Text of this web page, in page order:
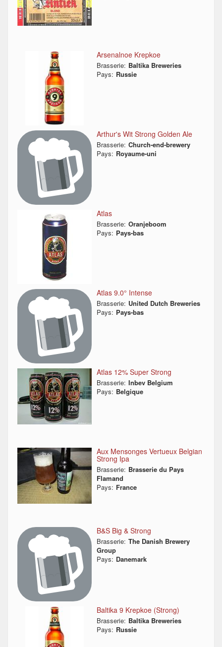
Arsenalnoe Krepkoe
Brasserie: Baltika Breweries
Pays: Russie
Arthur's Wit Strong Golden Ale
Brasserie: Church-end-brewery
Pays: Royaume-uni
Atlas
Brasserie: Oranjeboom
Pays: Pays-bas
Atlas 9.0° Intense
Brasserie: United Dutch Breweries
Pays: Pays-bas
Atlas 12% Super Strong
Brasserie: Inbev Belgium
Pays: Belgique
Aux Mensonges Vertueux Belgian
Strong Ipa
Brasserie: Brasserie du Pays
Flamand
Pays: France
B&S Big & Strong
Brasserie: The Danish Brewery
Group
Pays: Danemark
Baltika 9 Krepkoe (Strong)
Brasserie: Baltika Breweries
Pays: Russie